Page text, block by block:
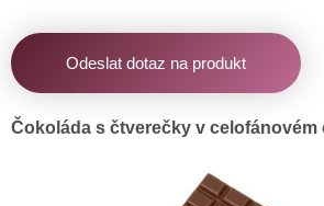
Odeslat dotaz na produkt
Čokoláda s čtverečky v